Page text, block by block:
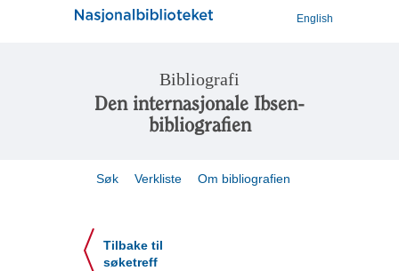
English
Bibliografi
Den internasjonale Ibsen-
bibliografien
Søk Verkliste Om bibliografien
Tilbake til
søketreff